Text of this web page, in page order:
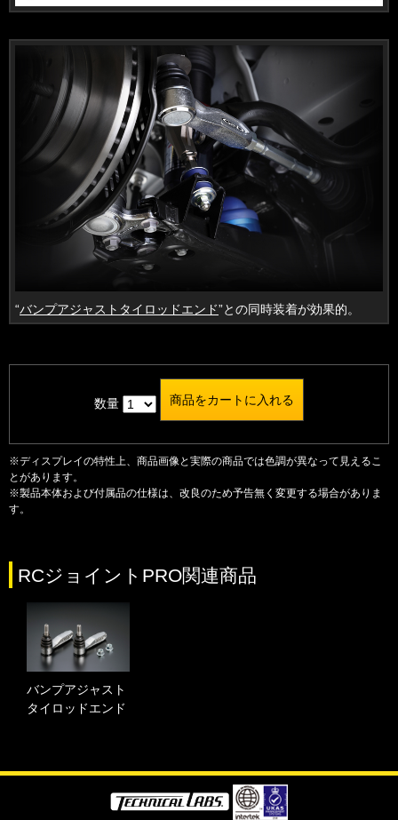
“バンプアジャストタイロッドエンド”との同時装着が効果的。
数量
※ディスプレイの特性上、商品画像と実際の商品では色調が異なって見えるこ
とがあります。
※製品本体および付属品の仕様は、改良のため予告無く変更する場合がありま
す。
RCジョイントPRO関連商品
バンプアジャスト
タイロッドエンド